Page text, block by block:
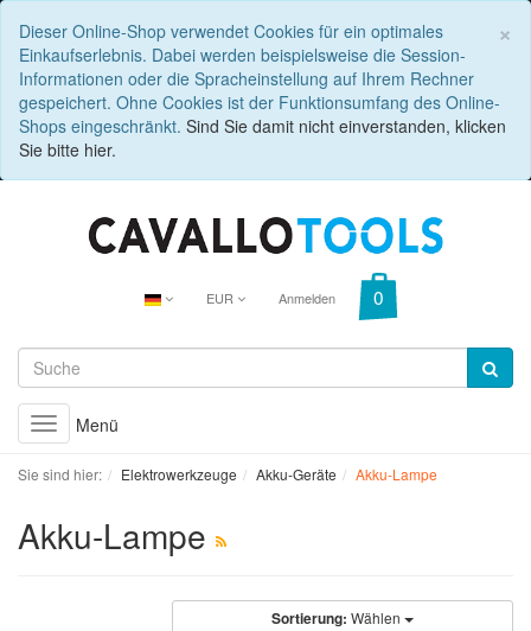
×
Dieser Online-Shop verwendet Cookies für ein optimales
Einkaufserlebnis. Dabei werden beispielsweise die Session-
Informationen oder die Spracheinstellung auf Ihrem Rechner
gespeichert. Ohne Cookies ist der Funktionsumfang des Online-
Shops eingeschränkt. Sind Sie damit nicht einverstanden, klicken
Sie bitte hier.
EUR Anmelden
Toggle
navigation
Menü
Sie sind hier: Elektrowerkzeuge Akku-Geräte Akku-Lampe
Akku-Lampe
Sortierung: Wählen